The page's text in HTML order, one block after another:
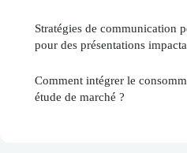
Stratégies de communication
pour des présentations
Comment intégrer le
étude de marché ?